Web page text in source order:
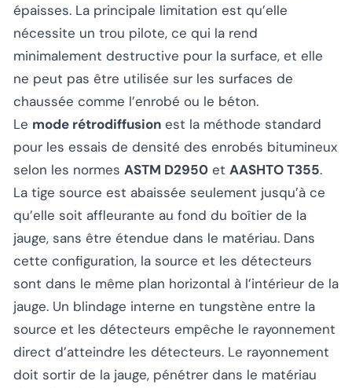
épaisses. La principale limitation est qu’elle
nécessite un trou pilote, ce qui la rend
minimalement destructive pour la surface, et elle
ne peut pas être utilisée sur les surfaces de
chaussée comme l’enrobé ou le béton.
Le mode rétrodiffusion est la méthode standard
pour les essais de densité des enrobés bitumineux
selon les normes ASTM D2950 et AASHTO T355.
La tige source est abaissée seulement jusqu’à ce
qu’elle soit affleurante au fond du boîtier de la
jauge, sans être étendue dans le matériau. Dans
cette configuration, la source et les détecteurs
sont dans le même plan horizontal à l’intérieur de la
jauge. Un blindage interne en tungstène entre la
source et les détecteurs empêche le rayonnement
direct d’atteindre les détecteurs. Le rayonnement
doit sortir de la jauge, pénétrer dans le matériau